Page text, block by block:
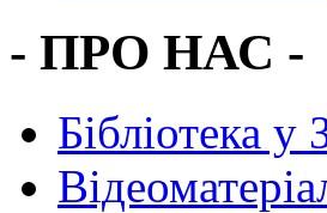
- ПРО НАС -
Бібліотека у